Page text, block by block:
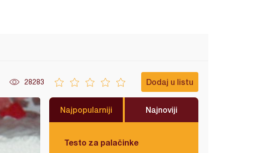
28283 Dodaj u listu
Najpopularniji Najnoviji
Testo za palačinke